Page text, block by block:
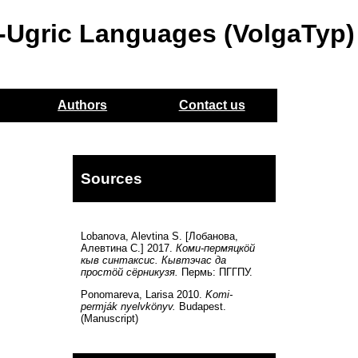
Languages (VolgaTyp)
Authors Contact us
Sources
Lobanova, Alevtina S. [Лобанова,
Алевтина С.] 2017.Коми-пермяцкöй
кыв синтаксис. Кывтэчас да
простöй сёрникузя.
Пермь: ПГГПУ.
Ponomareva, Larisa 2010.Komi-
permják nyelvkönyv. Budapest.
(Manuscript)